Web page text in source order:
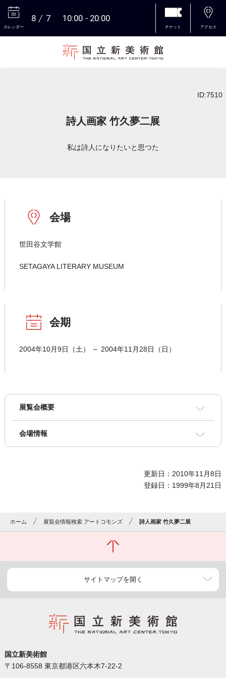
カレンダー
8 7 10:00 20:00
チケット アクセス
ID:7510
詩人画家 竹久夢二展
私は詩人になりたいと思つた
会場
世田谷文学館
SETAGAYA LITERARY MUSEUM
会期
2004年10月9日（土） ～ 2004年11月28日（日）
展覧会概要
会場情報
更新日：2010年11月8日
登録日：1999年8月21日
ホーム 展覧会情報検索 アートコモンズ 詩人画家 竹久夢二展
サイトマップを開く
国立新美術館
〒106-8558 東京都港区六本木7-22-2